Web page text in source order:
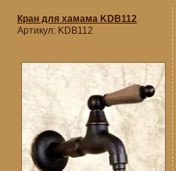
Кран для хамама KDB112
Артикул: KDB112